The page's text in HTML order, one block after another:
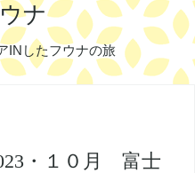
ナ
INしたフウナの旅
・１０月 富士